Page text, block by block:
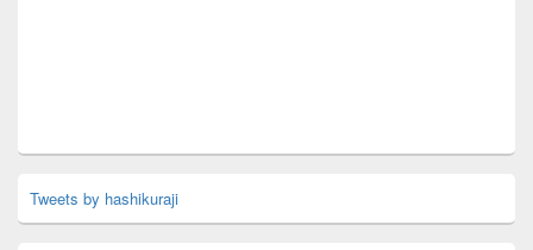
Tweets by hashikuraji